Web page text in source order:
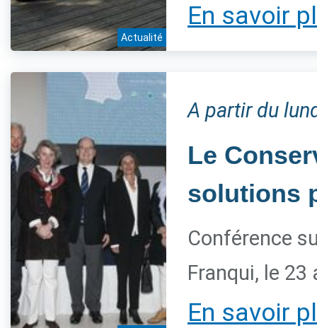
Actualité
En savoir
A partir du
Le
solutions
Conférence
Franqui, le 23
En savoir